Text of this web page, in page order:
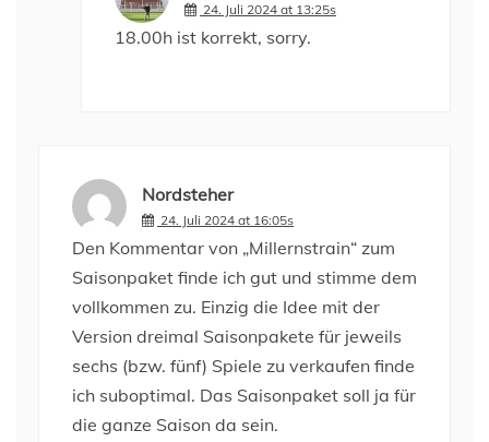
24. Juli 2024 at 13:25s
18.00h ist korrekt, sorry.
Nordsteher
24. Juli 2024 at 16:05s
Den Kommentar von „Millernstrain“ zum
Saisonpaket finde ich gut und stimme dem
vollkommen zu. Einzig die Idee mit der
Version dreimal Saisonpakete für jeweils
sechs (bzw. fünf) Spiele zu verkaufen finde
ich suboptimal. Das Saisonpaket soll ja für
die ganze Saison da sein.